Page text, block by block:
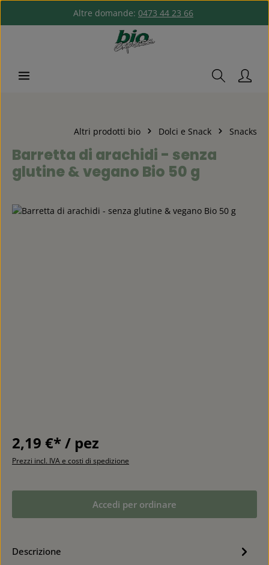
Passa al contenuto principale
Altre domande: 0473 44 23 66
Altri prodotti bio Dolci e Snack Snacks
Barretta di arachidi - senza
glutine & vegano Bio 50 g
Salta la galleria di immagini
2,19 €* / pez
Prezzi incl. IVA e costi di spedizione
Accedi per ordinare
Descrizione